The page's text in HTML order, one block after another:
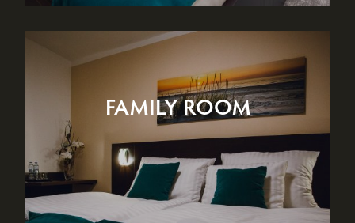
FAMILY ROOM